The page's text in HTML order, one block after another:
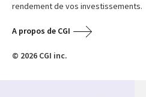
rendement de vos investissements.
A propos de CGI
© 2026 CGI inc.